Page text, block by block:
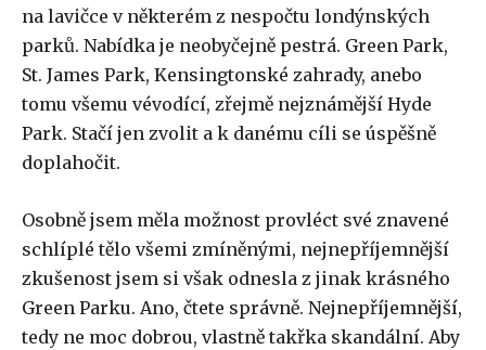
na lavičce v některém z nespočtu londýnských
parků. Nabídka je neobyčejně pestrá. Green Park,
St. James Park, Kensingtonské zahrady, anebo
tomu všemu vévodící, zřejmě nejznámější Hyde
Park. Stačí jen zvolit a k danému cíli se úspěšně
doplahočit.
Osobně jsem měla možnost provléct své znavené
schlíplé tělo všemi zmíněnými, nejnepříjemnější
zkušenost jsem si však odnesla z jinak krásného
Green Parku. Ano, čtete správně. Nejnepříjemnější,
tedy ne moc dobrou, vlastně takřka skandální. Aby